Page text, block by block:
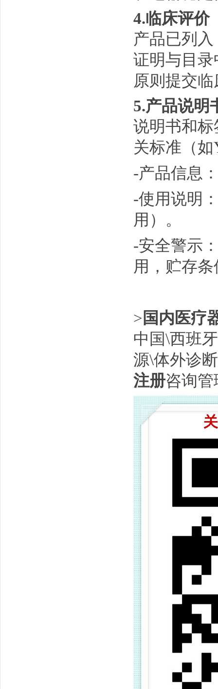
4.临床评价
产品已列
证明与目
原则提交
5.产品说明
说明书和
关标准（
-产品信息
-使用说明
用）。
-安全警示
用，贮存
> 国内医疗
中国\西班
源\体外诊
注册咨询